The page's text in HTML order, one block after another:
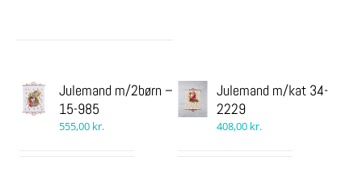
Julemand m/2børn –
15-985
555,00 kr.
Julemand m/kat 34-
2229
408,00 kr.